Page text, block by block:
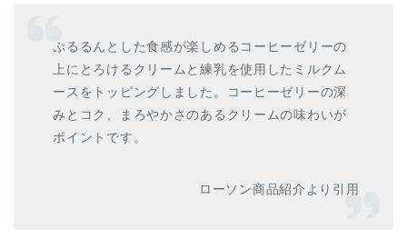
ぷるるんとした食感が楽しめるコーヒーゼリーの
上にとろけるクリームと練乳を使用したミルクム
ースをトッピングしました。コーヒーゼリーの深
みとコク、まろやかさのあるクリームの味わいが
ポイントです。
ローソン商品紹介より引用